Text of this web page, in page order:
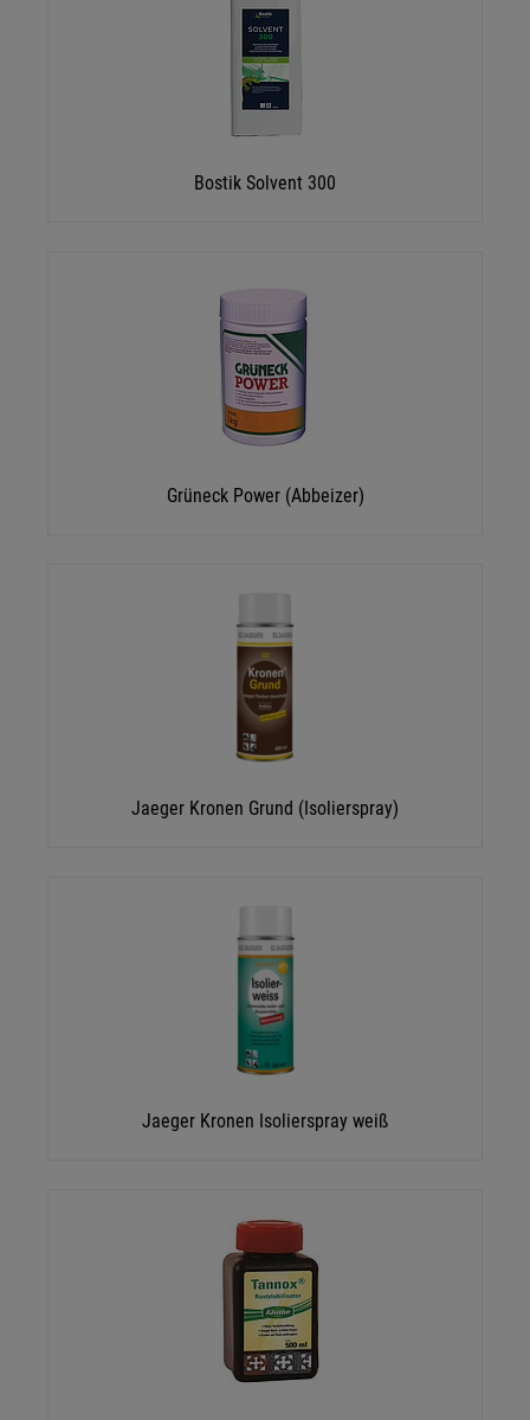
Bostik Solvent 300
Grüneck Power (Abbeizer)
Jaeger Kronen Grund (Isolierspray)
Jaeger Kronen Isolierspray weiß